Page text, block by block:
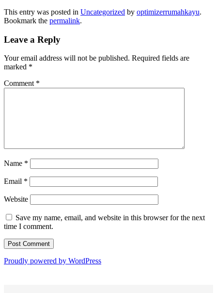
This entry was posted in Uncategorized by optimizerrumahkayu.
Bookmark the permalink.
Leave a Reply
Your email address will not be published. Required fields are
marked *
Comment *
Name *
Email *
Website
Save my name, email, and website in this browser for the next
time I comment.
Proudly powered by WordPress